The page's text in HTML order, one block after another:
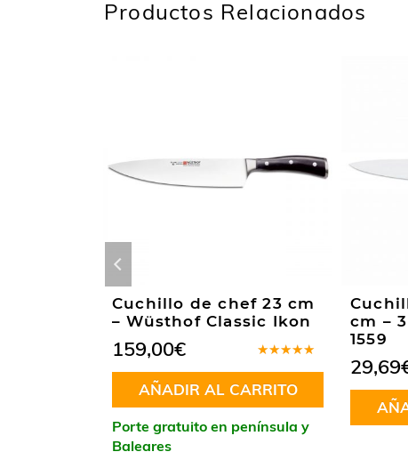
Productos Relacionados
Cuchillo de chef 23 cm
– Wüsthof Classic Ikon
en5.00de
5
159,00€
AÑADIR AL CARRITO
Porte gratuito en península y
Baleares
cm –
1559
29,69